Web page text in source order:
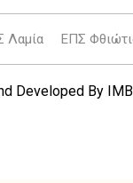
Λαμία ΕΠΣ
Developed By